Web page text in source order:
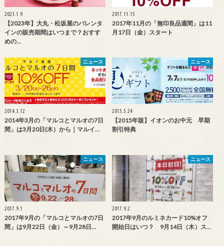
2023.1.9
【2023年】大丸・松坂屋のバレンタ
インの販売期間はいつまで？おすす
めの…
2017.11.15
2017年11月の「無印良品週間」は11
月17日（金）スタート
ニュース
2014.3.12
2014年3月の「マルコとマルオの7日
間」は3月20日(木）から｜マルイ…
ニュース
2015.5.24
【2015年版】イオンのお中元 早期
割引特典
ニュース
2017.9.1
2017年9月の「マルコとマルオの7日
間」は9月22日（金）～9月28日…
ニュース
2017.9.2
2017年9月のルミネカード10%オフ
開始日はいつ？ 9月14日（木）ス…